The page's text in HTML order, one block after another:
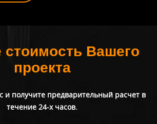
стоимость Вашего
проекта
и получите предварительный расчет в
течение 24-х часов.